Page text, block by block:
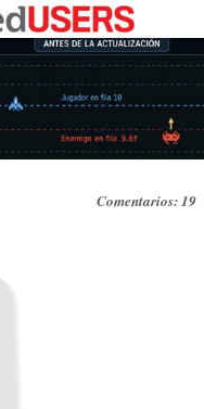
Comentarios: 19